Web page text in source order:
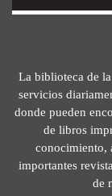
La biblioteca de
servicios
donde pueden
de libros
conocimiento,
importantes
de